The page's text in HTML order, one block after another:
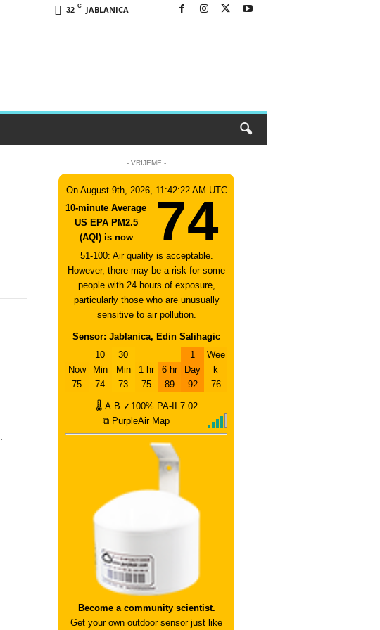
32 C JABLANICA
- VRIJEME -
On August 9th, 2026, 11:42:22 AM UTC
10-minute Average
US EPA PM2.5
(AQI) is now
74
51-100: Air quality is acceptable.
However, there may be a risk for some
people with 24 hours of exposure,
particularly those who are unusually
sensitive to air pollution.
Sensor: Jablanica, Edin Salihagic
Now
75
10
Min
74
30
Min
73
1 hr
75
6 hr
89
1
Day
92
Wee
k
76
🌡 A B ✓100% PA-II
7.02
⧉ PurpleAir Map
Become a community scientist.
Get your own outdoor sensor just like